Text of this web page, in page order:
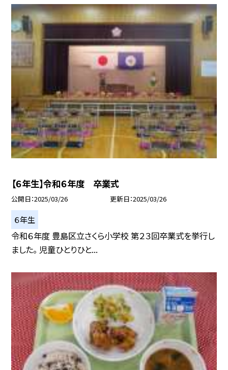
【６年生】令和６年度 卒業式
公開日 2025/03/26 更新日 2025/03/26
６年生
令和６年度 豊島区立さくら小学校 第２３回卒業式を挙行し
ました。 児童ひとりひと...